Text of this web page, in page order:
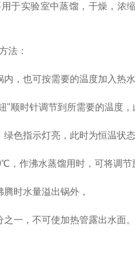
用于实验室中蒸馏，干燥，浓
法：
内，也可按需要的温度加入热
"顺时针调节到所需要的温度
绿色指示灯亮，此时为恒温状
，作沸水蒸馏用时，可将调节
时水量溢出锅外，
之一，不可使加热管露出水面